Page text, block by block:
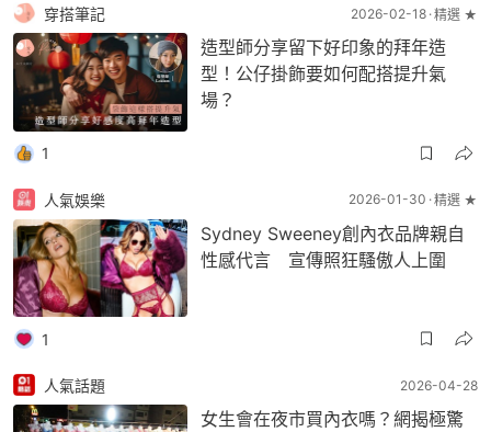
穿搭筆記 2026-02-18 精選 ★
造型師分享留下好印象的拜年造
型！公仔掛飾要如何配搭提升氣
場？
1
人氣娛樂 2026-01-30 精選 ★
Sydney Sweeney創內衣品牌親自
性感代言 宣傳照狂騷傲人上圍
1
人氣話題 2026-04-28
女生會在夜市買內衣嗎？網揭極驚